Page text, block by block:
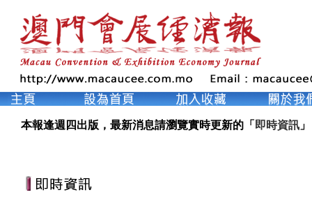
本報逢週四出版，最新消息請瀏覽實時更新的「 即時資訊 」